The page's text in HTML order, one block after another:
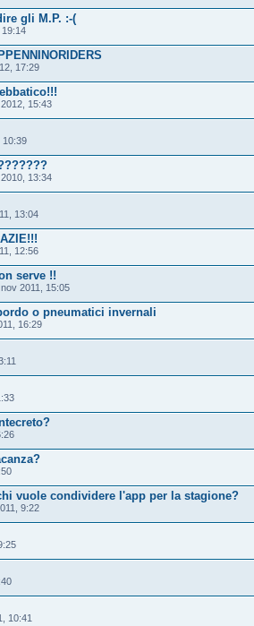
gli M.P. :-(
17:29
15:43
10:39
13:34
13:04
12:56
serve !!
2011, 15:05
o pneumatici invernali
16:29
vuole condividere l'app per la stagione?
9:22
10:41